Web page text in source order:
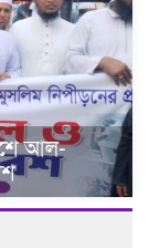
আল-